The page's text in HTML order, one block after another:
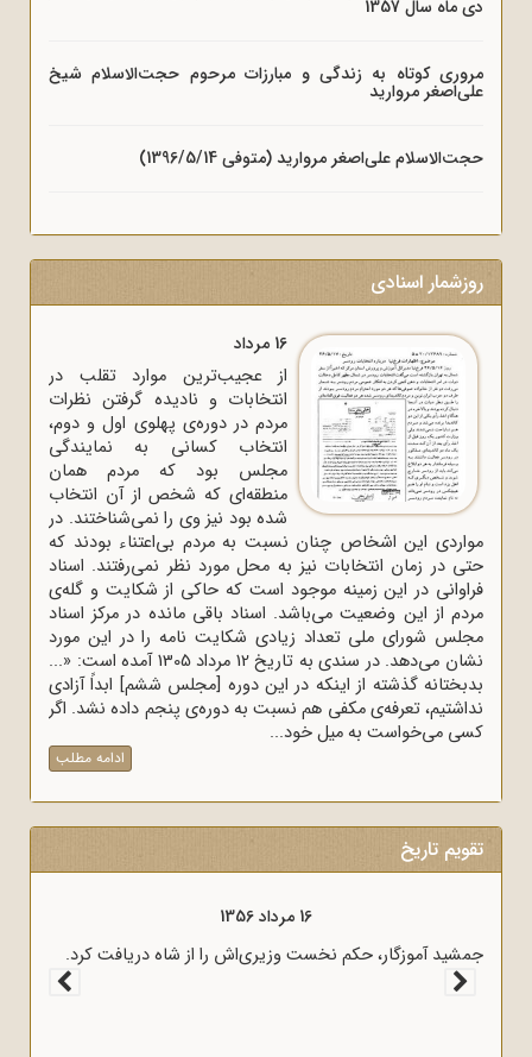
دی ماه سال 1357
مروری کوتاه به زندگی و مبارزات مرحوم حجت‌الاسلام شیخ
علی‌اصغر مروارید
حجت‌الاسلام علی‌اصغر مروارید (متوفی 1396/5/14)
روزشمار اسنادی
16 مرداد
از عجیب‌ترین موارد تقلب در
انتخابات و نادیده گرفتن نظرات
مردم در دوره‌ی پهلوی اول و دوم،
انتخاب کسانی به نمایندگی
مجلس بود که مردم همان
منطقه‌ای که شخص از آن انتخاب
شده بود نیز وی را نمی‌شناختند. در
مواردی این اشخاص چنان نسبت به مردم بی‌اعتناء بودند که
حتی در زمان انتخابات نیز به محل مورد نظر نمی‌رفتند. اسناد
فراوانی در این زمینه موجود است که حاکی از شکایت و گله‌ی
مردم از این وضعیت می‌باشد. اسناد باقی مانده در مرکز اسناد
مجلس شورای ملی تعداد زیادی شکایت نامه را در این مورد
نشان می‌دهد. در سندی به تاریخ 12 مرداد 1305 آمده است: «...
بدبختانه گذشته از اینکه در این دوره [مجلس ششم] ابداً آزادی
نداشتیم، تعرفه‌ی مکفی هم نسبت به دوره‌ی پنجم داده نشد. اگر
کسی می‌خواست به میل خود...
ادامه مطلب
تقویم تاریخ
16 مرداد 1356
جمشید آموزگار، حکم نخست وزیری‌اش را از شاه دریافت کرد.